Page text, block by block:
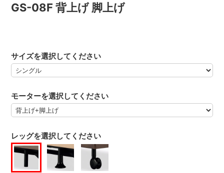
GS-08F 背上げ 脚上げ
サイズを選択してください
モーターを選択してください
レッグを選択してください